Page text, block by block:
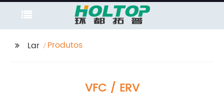
Lar Produtos
VFC / ERV